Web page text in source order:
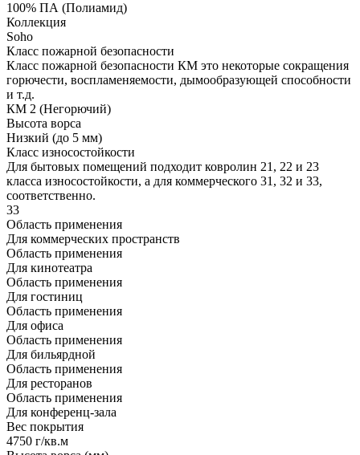
100% ПА (Полиамид)
Коллекция
Soho
Класс пожарной безопасности
Класс пожарной безопасности КМ это некоторые сокращения
горючести, воспламеняемости, дымообразующей способности
и т.д.
КМ 2 (Негорючий)
Высота ворса
Низкий (до 5 мм)
Класс износостойкости
Для бытовых помещений подходит ковролин 21, 22 и 23
класса износостойкости, а для коммерческого 31, 32 и 33,
соответственно.
33
Область применения
Для коммерческих пространств
Область применения
Для кинотеатра
Область применения
Для гостиниц
Область применения
Для офиса
Область применения
Для бильярдной
Область применения
Для ресторанов
Область применения
Для конференц-зала
Вес покрытия
4750 г/кв.м